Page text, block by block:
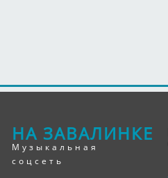
НА ЗАВАЛИНКЕ
Музыкальная
соцсеть